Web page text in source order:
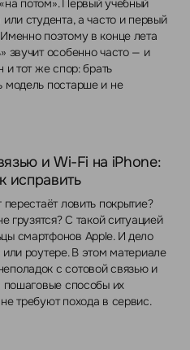
потом». Первый учебный
студента, а часто и первый
поэтому в конце лета
звучит особенно часто — и
и тот же спор: брать
модель постарше и не
и Wi-Fi на iPhone:
исправить
ловить покрытие?
грузятся? С такой ситуацией
смартфонов Apple. И дело
роутере. В этом материале
с сотовой связью и
способы их
требуют похода в сервис.